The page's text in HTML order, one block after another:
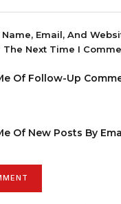
Name, Email, And
The Next Time I
Of Follow-Up
Of New Posts By